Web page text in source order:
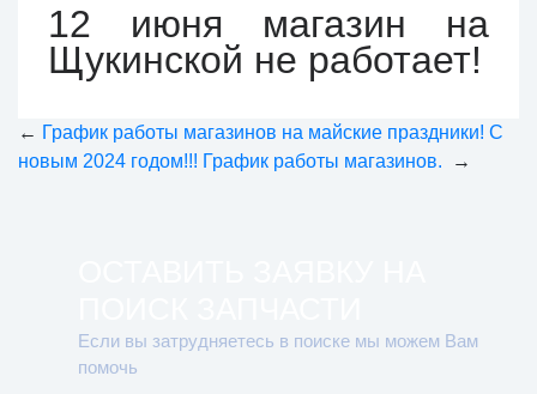
12 июня магазин на
Щукинской не работает!
← График работы магазинов на майские праздники! С
новым 2024 годом!!! График работы магазинов.
→
Если вы затрудняетесь в поиске мы можем Вам
помочь